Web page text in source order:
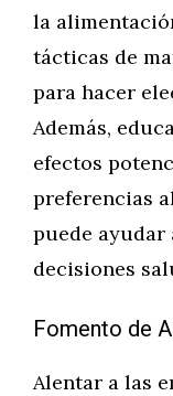
la
tácticas de
para hacer
Además,
efectos
preferencias
puede ayudar
decisiones
Fomento de
Alentar a las